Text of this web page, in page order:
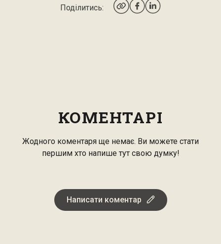
Поділитись:
КОМЕНТАРІ
Жодного коментаря ще немає. Ви можете стати
першим хто напише тут свою думку!
Написати коментар